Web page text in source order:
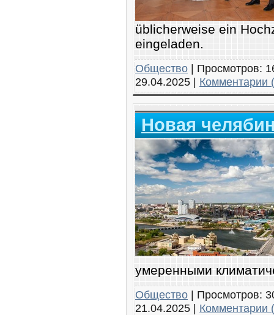
üblicherweise ein
eingeladen.
Общество | Просмотров:
29.04.2025 | Комментарии
Новая
умеренными
Общество | Просмотров:
21.04.2025 | Комментарии